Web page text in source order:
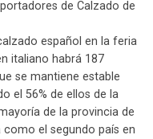
de Calzado de
español en la feria
italiano habrá 187
se mantiene estable
el 56% de ellos de la
de la provincia de
el segundo país en